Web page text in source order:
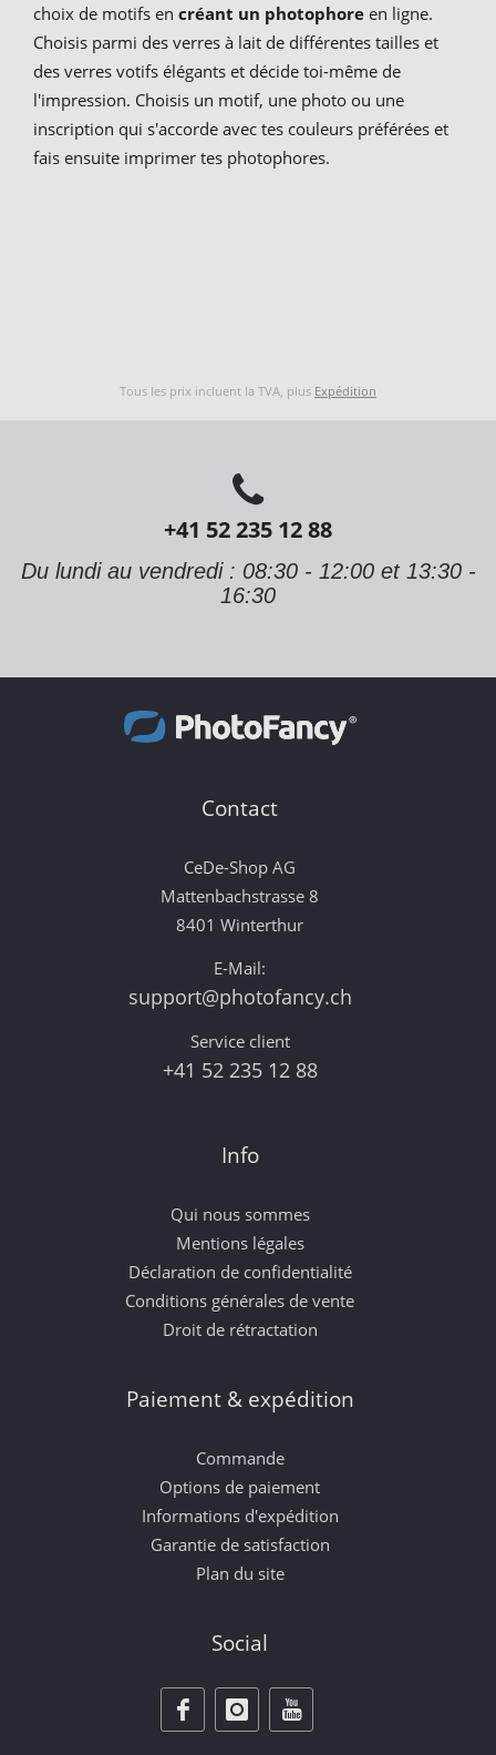
choix de motifs en créant un photophore en ligne.
Choisis parmi des verres à lait de différentes tailles et
des verres votifs élégants et décide toi-même de
l'impression. Choisis un motif, une photo ou une
inscription qui s'accorde avec tes couleurs préférées et
fais ensuite imprimer tes photophores.
Tous les prix incluent la TVA, plus Expédition
+41 52 235 12 88
Du lundi au vendredi : 08:30 - 12:00 et 13:30 -
16:30
Contact
CeDe-Shop AG
Mattenbachstrasse 8
8401 Winterthur
E-Mail:
support@photofancy.ch
Service client
+41 52 235 12 88
Info
Qui nous sommes
Mentions légales
Déclaration de confidentialité
Conditions générales de vente
Droit de rétractation
Paiement & expédition
Commande
Options de paiement
Informations d'expédition
Garantie de satisfaction
Plan du site
Social